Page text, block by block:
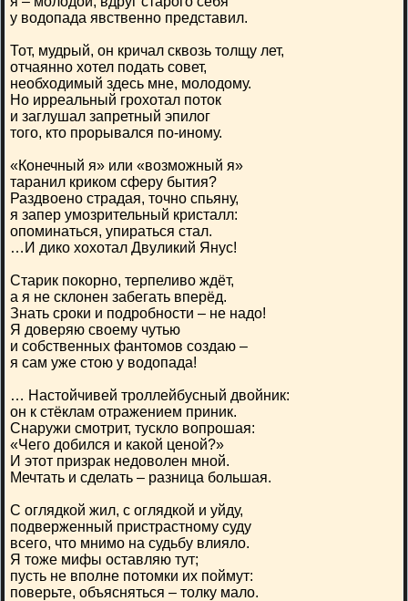
у водопада явственно представил.
Тот, мудрый, он кричал сквозь толщу лет,
отчаянно хотел подать совет,
необходимый здесь мне, молодому.
Но ирреальный грохотал поток
и заглушал запретный эпилог
того, кто прорывался по-иному.
«Конечный я» или «возможный я»
таранил криком сферу бытия?
Раздвоено страдая, точно спьяну,
я запер умозрительный кристалл:
опоминаться, упираться стал.
…И дико хохотал Двуликий Янус!
Старик покорно, терпеливо ждёт,
а я не склонен забегать вперёд.
Знать сроки и подробности – не надо!
Я доверяю своему чутью
и собственных фантомов создаю –
я сам уже стою у водопада!
… Настойчивей троллейбусный двойник:
он к стёклам отражением приник.
Снаружи смотрит, тускло вопрошая:
«Чего добился и какой ценой?»
И этот призрак недоволен мной.
Мечтать и сделать – разница большая.
С оглядкой жил, с оглядкой и уйду,
подверженный пристрастному суду
всего, что мнимо на судьбу влияло.
Я тоже мифы оставляю тут;
пусть не вполне потомки их поймут:
поверьте, объясняться – толку мало.